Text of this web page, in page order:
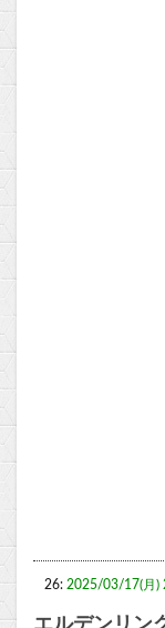
26: 2025/03/17(月)